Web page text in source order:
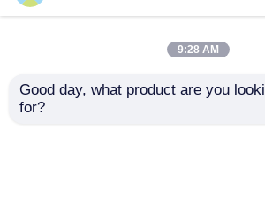
meilleur prix
9:28 AM
Good day, what product are you
for?